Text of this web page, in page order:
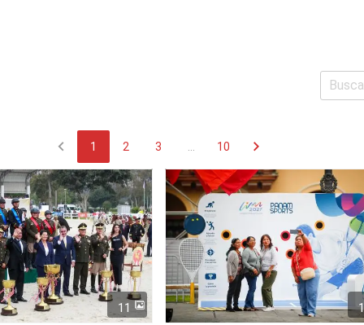
chevron_left 1 2 3 10 chevron_right
11